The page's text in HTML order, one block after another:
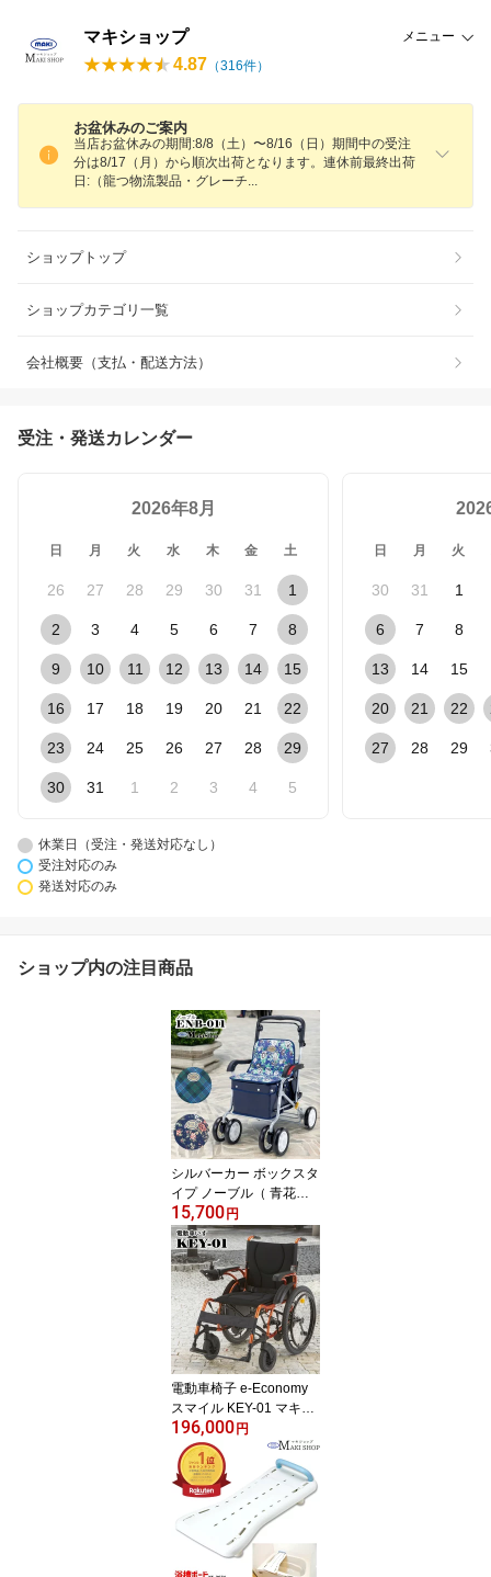
マキショップ メニュー
4.87 （316件）
お盆休みのご案内
当店お盆休みの期間:8/8（土）〜8/16（日）期間中の受注
分は8/17（月）から順次出荷となります。連休前最終出荷
日:（龍つ物流製品・グレーチ
ショップトップ
ショップカテゴリ一覧
会社概要（支払・配送方法）
受注・発送カレンダー
2026年8月
日 月 火 水 木 金 土
26 27 28 29 30 31 1
2 3 4 5 6 7 8
9 10 11 12 13 14 15
16 17 18 19 20 21 22
23 24 25 26 27 28 29
30 31 1 2 3 4 5
日 月 火
30 31 1
6 7 8
13 14 15
20 21 22
27 28 29
休業日（受注・発送対応なし）
受注対応のみ
発送対応のみ
ショップ内の注目商品
シルバーカー ボックスタ
イプ ノーブル（ 青花柄
ENB-011H / ローズ ENB-
011RF / 緑チェック ENB
-011G ）シルバーカーお
しゃれ 高齢者 老人 カ
ート 手押し車 ショッピ
ングカート 座れる シル
バーカー 【老舗メーカー
マキテック社製品】
15,700円
電動車椅子 e-Economy
スマイル KEY-01 マキテ
ック 折りたたみ 背折れ
自走式 電動車いすメーカ
ー1年保証付・アフター
フォロー対応 電動カート
シニアカー 【老舗メーカ
ー マキテック社製品】
196,000円